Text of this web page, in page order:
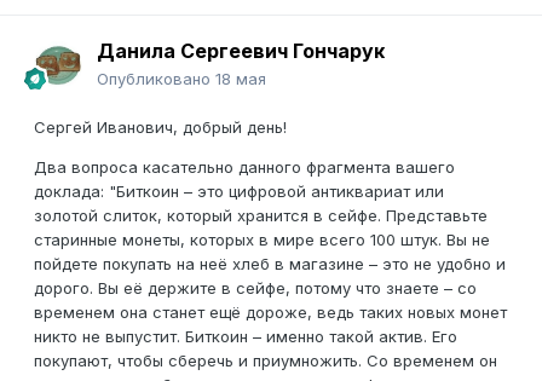
Данила Сергеевич Гончарук
Опубликовано 18 мая
Сергей Иванович, добрый день!
Два вопроса касательно данного фрагмента вашего
доклада: "Биткоин – это цифровой антиквариат или
золотой слиток, который хранится в сейфе. Представьте
старинные монеты, которых в мире всего 100 штук. Вы не
пойдете покупать на неё хлеб в магазине – это не удобно и
дорого. Вы её держите в сейфе, потому что знаете – со
временем она станет ещё дороже, ведь таких новых монет
никто не выпустит. Биткоин – именно такой актив. Его
покупают, чтобы сберечь и приумножить. Со временем он